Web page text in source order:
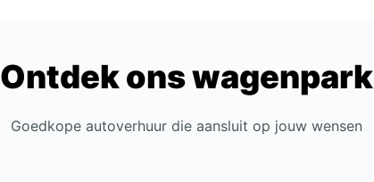
Ontdek ons wagenpark
Goedkope autoverhuur die aansluit op jouw wensen